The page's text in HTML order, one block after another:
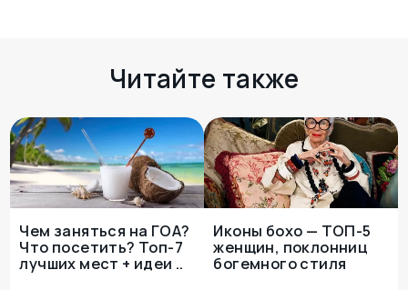
Читайте также
Чем заняться на ГОА?
Что посетить? Топ-7
лучших мест + идеи ..
Иконы бохо — ТОП-5
женщин, поклонниц
богемного стиля